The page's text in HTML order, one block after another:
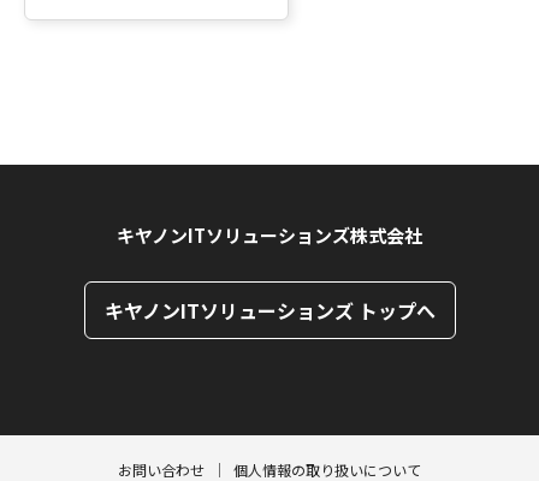
キヤノンITソリューションズ株式会社
キヤノンITソリューションズ トップへ
お問い合わせ 個人情報の取り扱いについて